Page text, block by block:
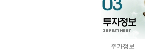
주가정보